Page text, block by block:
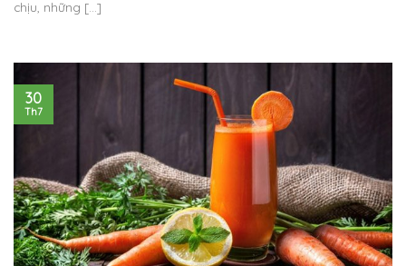
chịu, những [...]
30
Th7